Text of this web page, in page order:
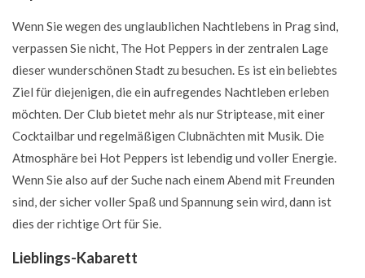
Wenn Sie wegen des unglaublichen Nachtlebens in Prag sind,
verpassen Sie nicht, The Hot Peppers in der zentralen Lage
dieser wunderschönen Stadt zu besuchen. Es ist ein beliebtes
Ziel für diejenigen, die ein aufregendes Nachtleben erleben
möchten. Der Club bietet mehr als nur Striptease, mit einer
Cocktailbar und regelmäßigen Clubnächten mit Musik. Die
Atmosphäre bei Hot Peppers ist lebendig und voller Energie.
Wenn Sie also auf der Suche nach einem Abend mit Freunden
sind, der sicher voller Spaß und Spannung sein wird, dann ist
dies der richtige Ort für Sie.
Lieblings-Kabarett